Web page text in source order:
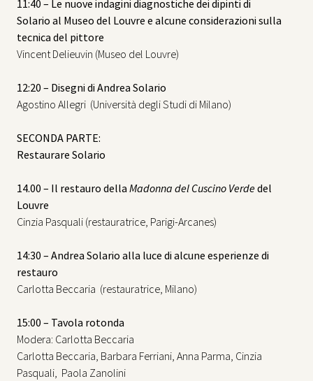
11:40 – Le nuove indagini diagnostiche dei dipinti di
Solario al Museo del Louvre e alcune considerazioni sulla
tecnica del pittore
Vincent Delieuvin (Museo del Louvre)
12:20 – Disegni di Andrea Solario
Agostino Allegri (Università degli Studi di Milano)
SECONDA PARTE:
Restaurare Solario
14.00 – Il restauro della Madonna del Cuscino Verdedel
Louvre
Cinzia Pasquali (restauratrice, Parigi-Arcanes)
14:30 – Andrea Solario alla luce di alcune esperienze di
restauro
Carlotta Beccaria (restauratrice, Milano)
15:00 – Tavola rotonda
Modera: Carlotta Beccaria
Carlotta Beccaria, Barbara Ferriani, Anna Parma, Cinzia
Pasquali, Paola Zanolini